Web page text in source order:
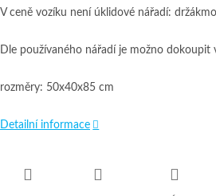
V ceně vozíku není úklidové nářadí:
Dle používaného nářadí je možno dokoupit
rozměry: 50x40x85 cm
Detailní informace